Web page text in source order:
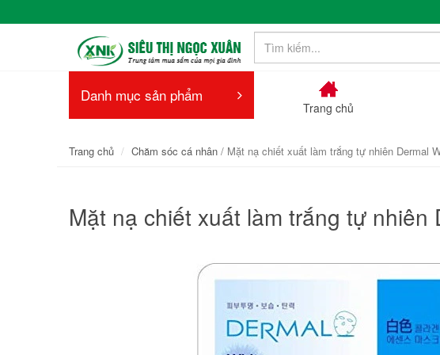
Danh mục sản phẩm
Trang chủ
Trang chủ Chăm sóc cá nhân / Mặt nạ chiết xuất làm trắng tự nhiên Dermal
Mặt nạ chiết xuất làm trắng tự